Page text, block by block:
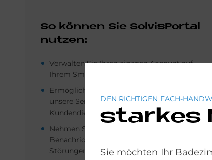
So kön­nen Sie Sol­visPor­tal
nut­zen:
Verwalten Sie Ihren eigenen Account auf
Ihrem Smartphone oder Tablet.
Ermöglichen Sie Lese- und Schreibzugriffe für
unsere Service-Techniker oder den Solvis-
Kundendienst.
Nehmen Sie Einstellungen zur
Benachrichtigung per E-Mail z. B. bei
Störungen vor.
DEN RICHTIGEN FACH-
starkes
Sie möchten Ihr